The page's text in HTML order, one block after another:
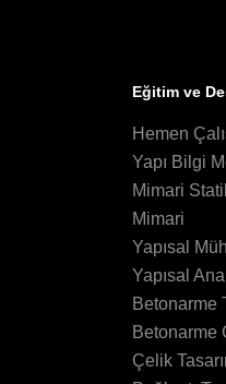
Eğitim ve
Hemen
Yapı Bilgi
Mimari
Mimari
Yapısal
Yapısal
Betonarme
Betonarme
Çelik